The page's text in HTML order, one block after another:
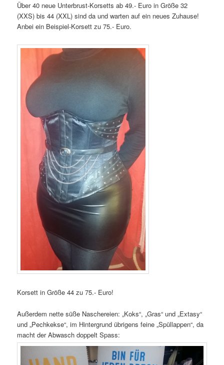
Über 40 neue Unterbrust-Korsetts ab 49.- Euro in Größe 32
(XXS) bis 44 (XXL) sind da und warten auf ein neues Zuhause!
Anbei ein Beispiel-Korsett zu 75.- Euro.
Korsett in Größe 44 zu 75.- Euro!
Außerdem nette süße Naschereien: „Koks“, „Gras“ und „Extasy“
und „Pechkekse“, im Hintergrund übrigens feine „Spüllappen“, da
macht der Abwasch doppelt Spass: